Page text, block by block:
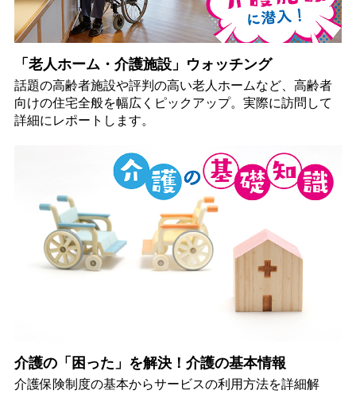
「老人ホーム・介護施設」ウォッチング
話題の高齢者施設や評判の高い老人ホームなど、高齢者
向けの住宅全般を幅広くピックアップ。実際に訪問して
詳細にレポートします。
介護の「困った」を解決！介護の基本情報
介護保険制度の基本からサービスの利用方法を詳細解